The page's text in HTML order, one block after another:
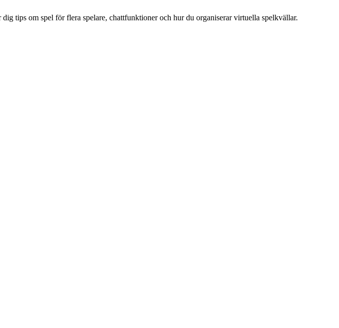
tips om spel för flera spelare, chattfunktioner och hur du organiserar virtuella spelkvällar.